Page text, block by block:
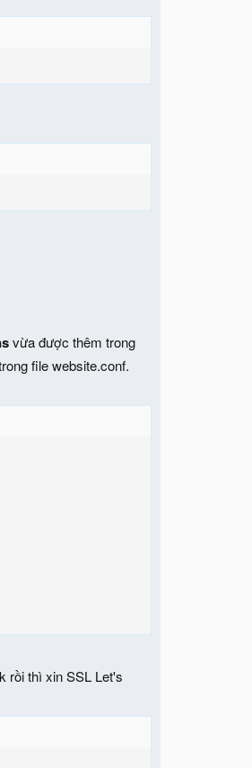
vừa được thêm trong
file website.conf.
rồi thì xin SSL Let's